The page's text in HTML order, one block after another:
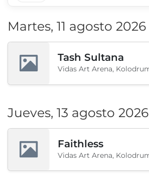
Martes, 11 agosto 2026
Tash Sultana
Jueves, 13 agosto 2026
Faithless